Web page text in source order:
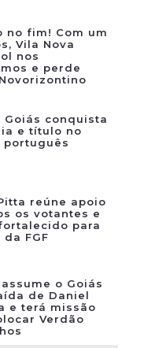
no fim! Com um
Vila Nova
nos
e perde
Goiás conquista
e título no
reúne apoio
os votantes e
para
FGF
o Goiás
de Daniel
e terá missão
Verdão